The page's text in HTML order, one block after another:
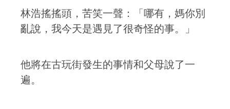
林浩搖搖頭，苦笑一聲：「哪有，媽你別
亂說，我今天是遇見了很奇怪的事。」
他將在古玩街發生的事情和父母說了一
遍。